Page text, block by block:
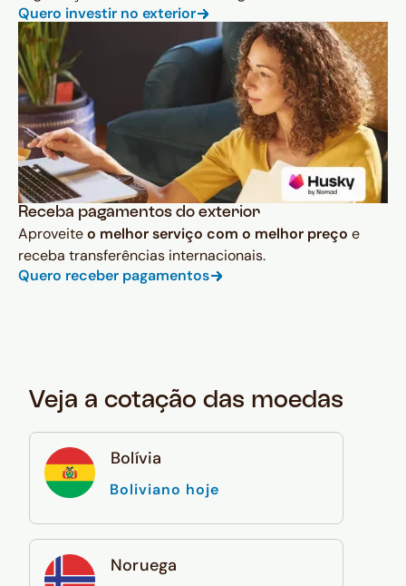
Quero investir no exterior
Receba pagamentos do exterior
Aproveiteo melhor serviço com o melhor preço e
receba transferências internacionais.
Quero receber pagamentos
Veja a cotação das moedas
Bolívia
Boliviano hoje
Noruega